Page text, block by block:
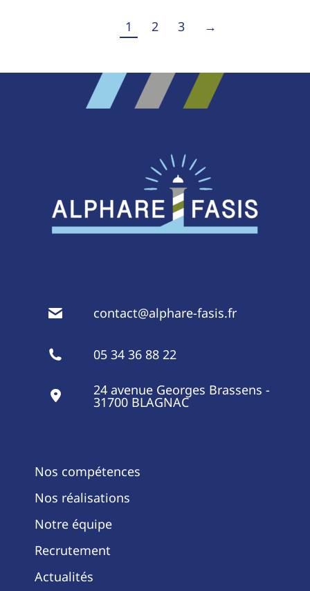
1 2 3 →
contact@alphare-fasis.fr
05 34 36 88 22
24 avenue Georges Brassens -
31700 BLAGNAC
Nos compétences
Nos réalisations
Notre équipe
Recrutement
Actualités